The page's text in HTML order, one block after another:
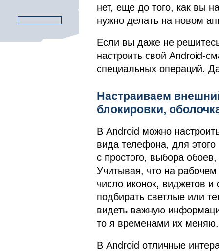
нет, еще до того, как вы
нужно делать на новом
Если вы даже не
настроить свой Android-
специальных операций.
Настраиваем
блокировки,
В Android можно
вида телефона, для
с простого, выбора
Учитывая, что на
число иконок, виджетов
подбирать светлые или
видеть важную
то я временами их меняю.
В Android отличные